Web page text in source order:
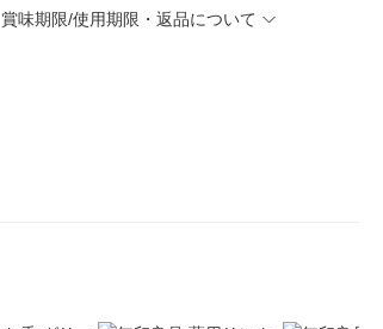
賞味期限/使用期限・返品について